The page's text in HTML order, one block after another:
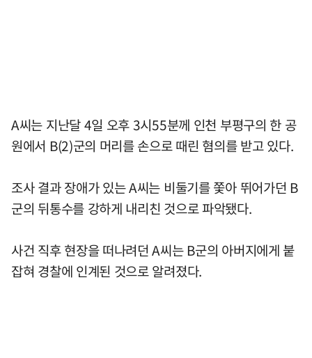
A씨는 지난달 4일 오후 3시55분께 인천 부평구의 한 공
원에서 B(2)군의 머리를 손으로 때린 혐의를 받고 있다.
조사 결과 장애가 있는 A씨는 비둘기를 쫓아 뛰어가던 B
군의 뒤통수를 강하게 내리친 것으로 파악됐다.
사건 직후 현장을 떠나려던 A씨는 B군의 아버지에게 붙
잡혀 경찰에 인계된 것으로 알려졌다.